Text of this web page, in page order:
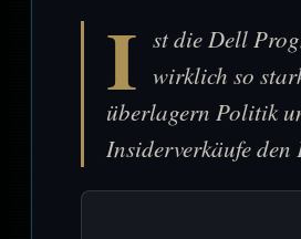
I st die Dell
wirklich so
überlagern Politik
Insiderverkäufe den